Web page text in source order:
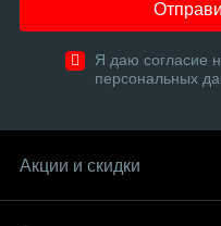
Я даю согласие
персональных
Акции и скидки